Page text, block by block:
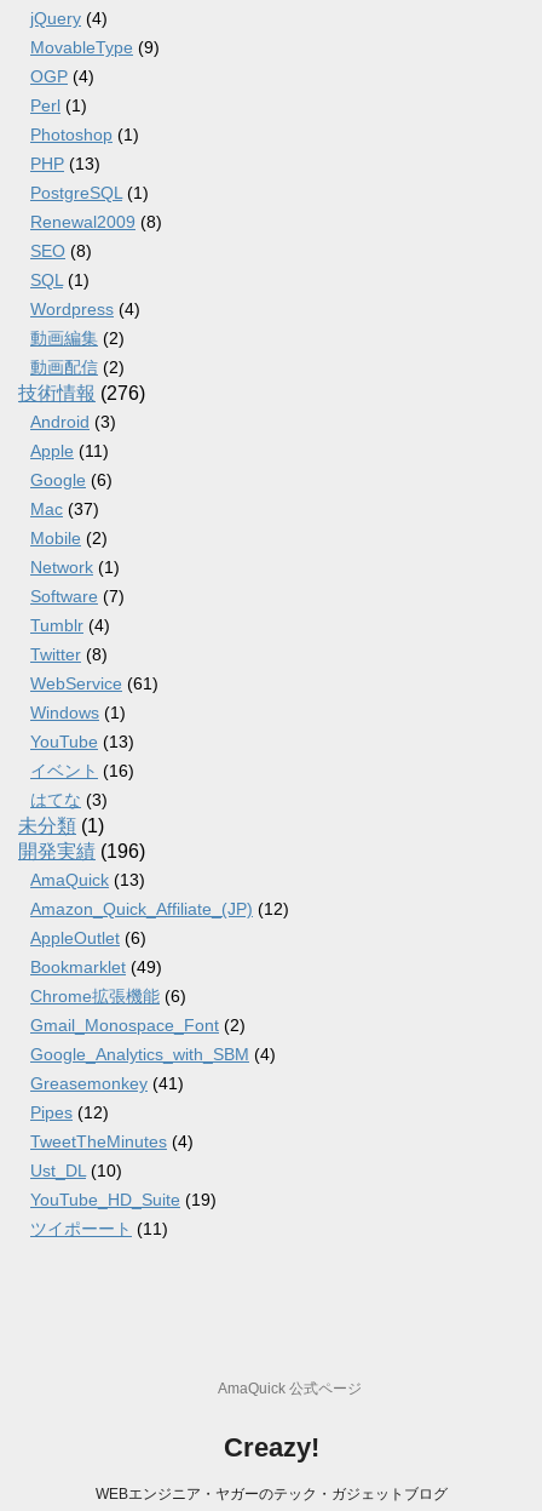
jQuery (4)
MovableType (9)
OGP (4)
Perl (1)
Photoshop (1)
PHP (13)
PostgreSQL (1)
Renewal2009 (8)
SEO (8)
SQL (1)
Wordpress (4)
動画編集 (2)
動画配信 (2)
技術情報 (276)
Android (3)
Apple (11)
Google (6)
Mac (37)
Mobile (2)
Network (1)
Software (7)
Tumblr (4)
Twitter (8)
WebService (61)
Windows (1)
YouTube (13)
イベント (16)
はてな (3)
未分類 (1)
開発実績 (196)
AmaQuick (13)
Amazon_Quick_Affiliate_(JP) (12)
AppleOutlet (6)
Bookmarklet (49)
Chrome拡張機能 (6)
Gmail_Monospace_Font (2)
Google_Analytics_with_SBM (4)
Greasemonkey (41)
Pipes (12)
TweetTheMinutes (4)
Ust_DL (10)
YouTube_HD_Suite (19)
ツイポーート (11)
AmaQuick 公式ページ
Creazy!
WEBエンジニア・ヤガーのテック・ガジェットブログ